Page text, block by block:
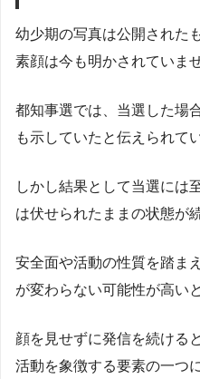
幼少期の写真は公開された
素顔は今も明かされていませ
都知事選では、当選した場
も示していたと伝えられて
しかし結果として当選には
は伏せられたままの状態が
安全面や活動の性質を踏ま
が変わらない可能性が高い
顔を見せずに発信を続ける
活動を象徴する要素の一つ